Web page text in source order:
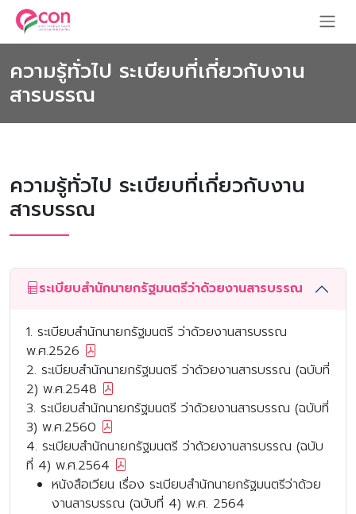
ความรู้ทั่วไป ระเบียบที่เกี่ยวกับงาน
สารบรรณ
ความรู้ทั่วไป ระเบียบที่เกี่ยวกับงาน
สารบรรณ
ระเบียบสำนักนายกรัฐมนตรีว่าด้วยงานสารบรรณ
1. ระเบียบสำนักนายกรัฐมนตรี ว่าด้วยงานสารบรรณ
พ.ศ.2526
2. ระเบียบสำนักนายกรัฐมนตรี ว่าด้วยงานสารบรรณ (ฉบับที่
2) พ.ศ.2548
3. ระเบียบสำนักนายกรัฐมนตรี ว่าด้วยงานสารบรรณ (ฉบับที่
3) พ.ศ.2560
4. ระเบียบสำนักนายกรัฐมนตรี ว่าด้วยงานสารบรรณ (ฉบับ
ที่ 4) พ.ศ.2564
หนังสือเวียน เรื่อง ระเบียบสำนักนายกรัฐมนตรีว่าด้วย
งานสารบรรณ (ฉบับที่ 4) พ.ศ. 2564